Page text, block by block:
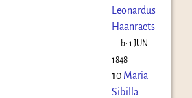
Leonardus
Haanraets
b:1 JUN
1848
10 Maria
Sibilla